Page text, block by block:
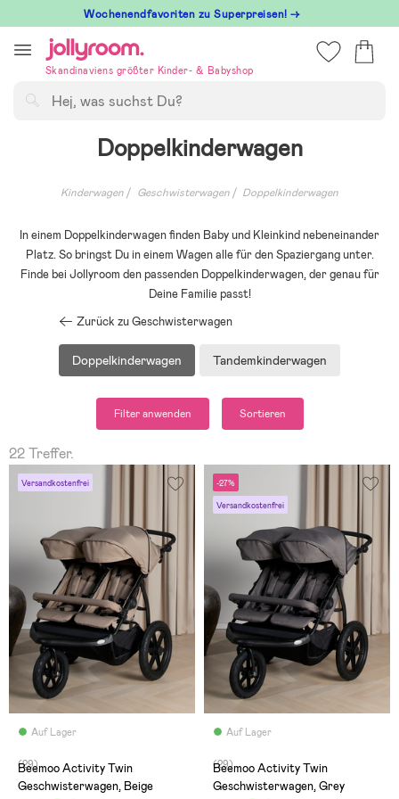
till
innehållet
Wochenendfavoriten zu Superpreisen! →
Skandinaviens größter Kinder- & Babyshop
Doppelkinderwagen
Kinderwagen Geschwisterwagen Doppelkinderwagen
In einem Doppelkinderwagen finden Baby und Kleinkind nebeneinander
Platz. So bringst Du in einem Wagen alle für den Spaziergang unter.
Finde bei Jollyroom den passenden Doppelkinderwagen, der genau für
Deine Familie passt!
Zurück zu Geschwisterwagen
Doppelkinderwagen Tandemkinderwagen
Filter anwenden Sortieren
22 Treffer.
Versandkostenfrei
Auf Lager
(29)
Beemoo Activity Twin
Geschwisterwagen, Beige
-27%
Versandkostenfrei
Auf Lager
(29)
Beemoo Activity Twin
Geschwisterwagen, Grey